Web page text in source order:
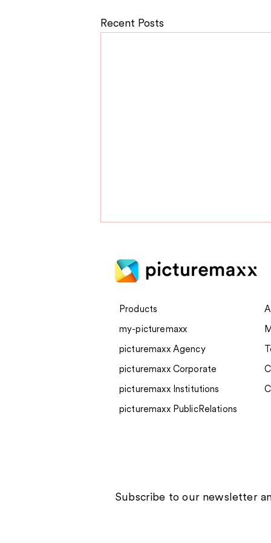
Recent Posts
Sampics
Products
my-picturemaxx
picturemaxx Agency
picturemaxx Corporate
picturemaxx Institutions
picturemaxx PublicRelations
Subscribe to our newsletter